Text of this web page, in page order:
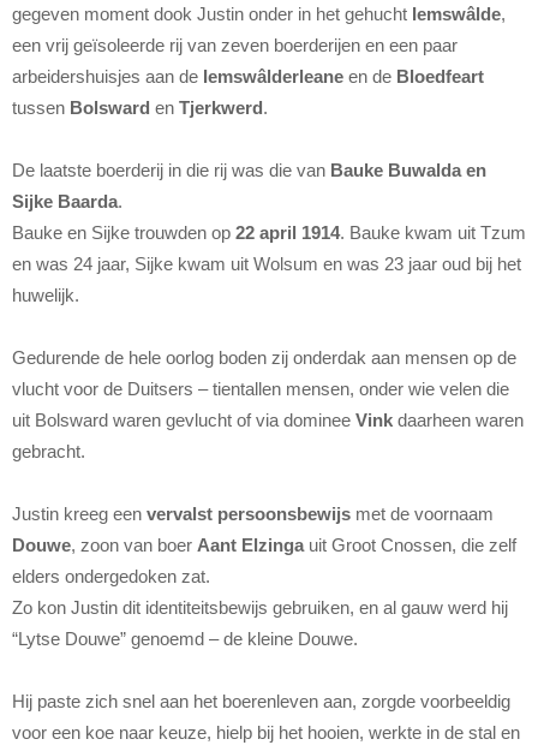
gegeven moment dook Justin onder in het gehucht Iemswâlde,
een vrij geïsoleerde rij van zeven boerderijen en een paar
arbeidershuisjes aan de Iemswâlderleane en de Bloedfeart
tussen Bolsward en Tjerkwerd.
De laatste boerderij in die rij was die van Bauke Buwalda en
Sijke Baarda.
Bauke en Sijke trouwden op 22 april 1914. Bauke kwam uit Tzum
en was 24 jaar, Sijke kwam uit Wolsum en was 23 jaar oud bij het
huwelijk.
Gedurende de hele oorlog boden zij onderdak aan mensen op de
vlucht voor de Duitsers – tientallen mensen, onder wie velen die
uit Bolsward waren gevlucht of via dominee Vink daarheen waren
gebracht.
Justin kreeg een vervalst persoonsbewijs met de voornaam
Douwe, zoon van boer Aant Elzinga uit Groot Cnossen, die zelf
elders ondergedoken zat.
Zo kon Justin dit identiteitsbewijs gebruiken, en al gauw werd hij
“Lytse Douwe” genoemd – de kleine Douwe.
Hij paste zich snel aan het boerenleven aan, zorgde voorbeeldig
voor een koe naar keuze, hielp bij het hooien, werkte in de stal en